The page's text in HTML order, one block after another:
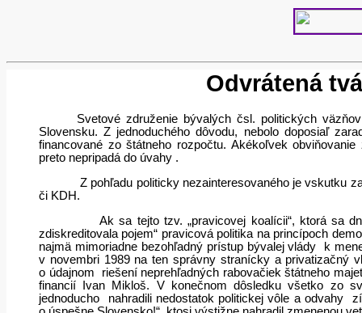
Odvrátená
Svetové združenie bývalých čsl. politických
Slovensku. Z jednoduchého dôvodu, nebolo doposiaľ
financované zo štátneho rozpočtu. Akékoľvek
preto nepripadá do úvahy .
Z pohľadu politicky nezainteresovaného je vskutku
či KDH.
Ak sa tejto tzv. „pravicovej koalícii“, ktorá sa
zdiskreditovala pojem“ pravicová politika na princípoch
najmä mimoriadne bezohľadný prístup bývalej vlády
k
v novembri 1989 na ten správny stranícky a privatizačný
o údajnom
riešení neprehľadných rabovačiek štátneho
financií Ivan Mikloš. V konečnom dôsledku všetko zo
jednoducho
nahradili nedostatok politickej vôle a odvahy